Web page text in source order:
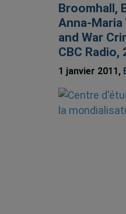
Broomhall,
Anna-Maria
and War
CBC Radio,
1 janvier 2011,